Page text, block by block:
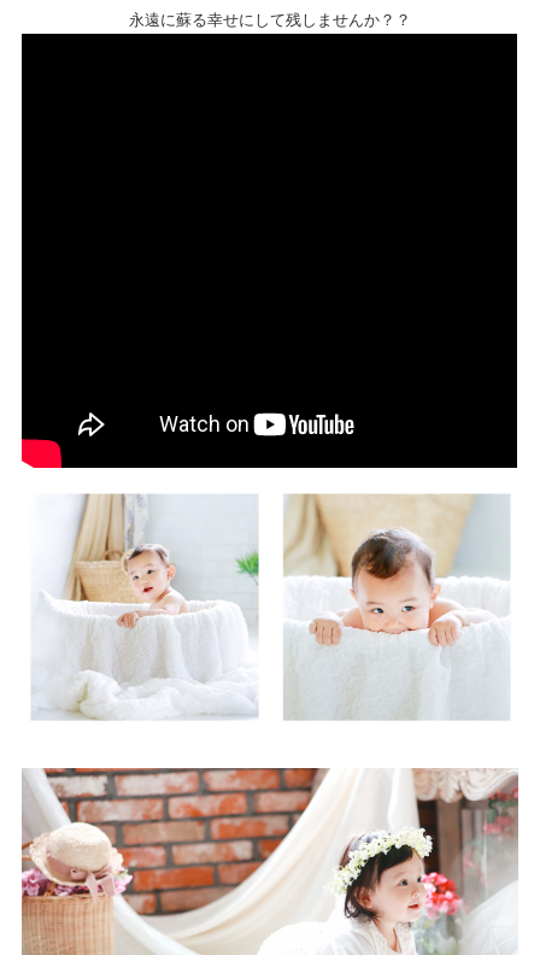
永遠に蘇る幸せにして残しませんか？？